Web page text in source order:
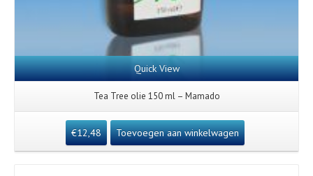
Quick View
Tea Tree olie 150 ml – Mamado
€12,48 Toevoegen aan winkelwagen